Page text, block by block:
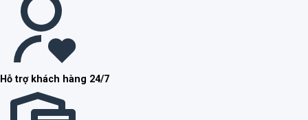
Hỗ trợ khách hàng 24/7